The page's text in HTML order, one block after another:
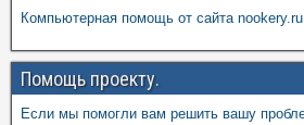
Компьютерная помощь от сайта nookery.ru
Помощь проекту.
Если мы помогли вам решить вашу